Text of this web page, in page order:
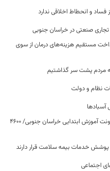
و انحطاط اخلاقی ندارد
تجاری صنعتی در خراسان جنوبی
مستقیم هزینه‌های درمان از سوی
مردم پشت سر گذاشتیم
نظام و دولت
آسبادها
تقدیر مقام عالی وزارت از عملکرد جهادی معاونت آموزش ابتدایی خراسان جنوبی/ ۴۶۰۰
اجتماعی